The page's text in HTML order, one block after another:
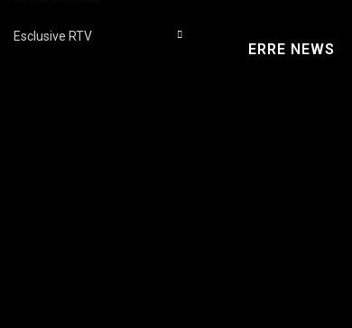
Esclusive RTV
ERRE NEWS